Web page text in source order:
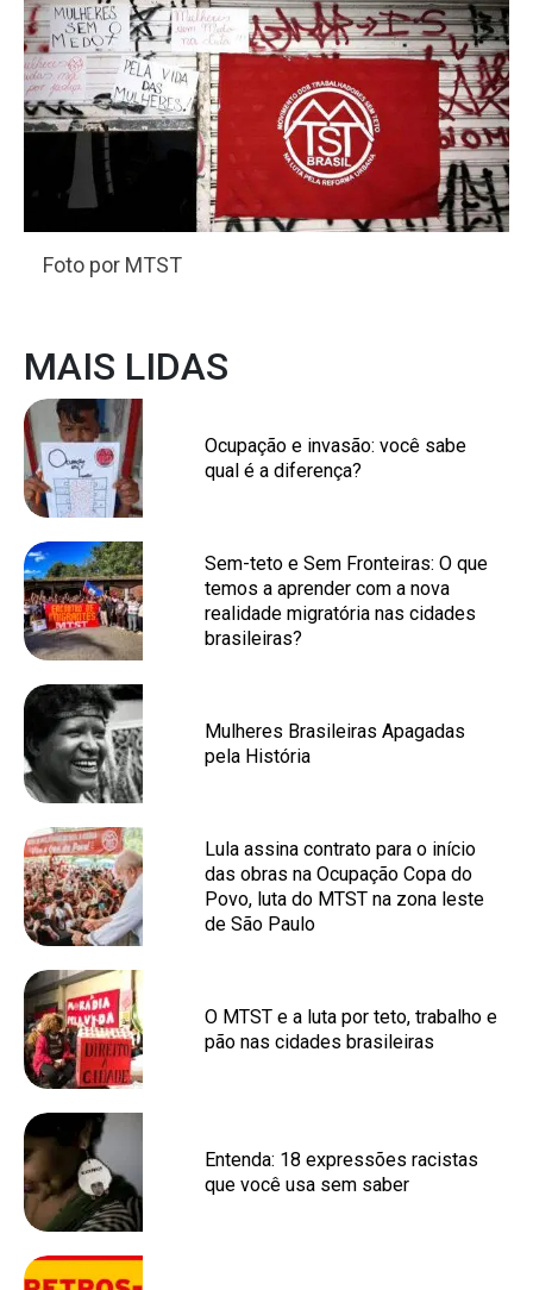
Foto por MTST
MAIS LIDAS
Ocupação e invasão: você sabe
qual é a diferença?
Sem-teto e Sem Fronteiras: O que
temos a aprender com a nova
realidade migratória nas cidades
brasileiras?
Mulheres Brasileiras Apagadas
pela História
Lula assina contrato para o início
das obras na Ocupação Copa do
Povo, luta do MTST na zona leste
de São Paulo
O MTST e a luta por teto, trabalho e
pão nas cidades brasileiras
Entenda: 18 expressões racistas
que você usa sem saber